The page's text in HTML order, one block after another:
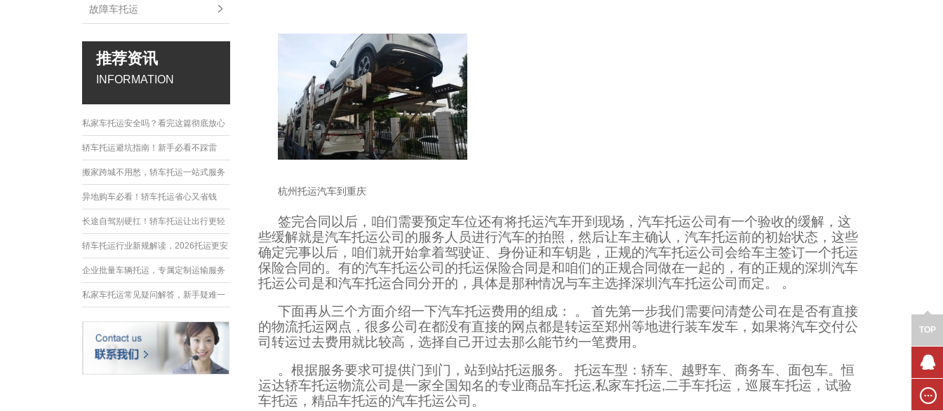
故障车托运
推荐资讯
INFORMATION
私家车托运安全吗？看完这篇彻底放心
轿车托运避坑指南！新手必看不踩雷
搬家跨城不用愁，轿车托运一站式服务
异地购车必看！轿车托运省心又省钱
长途自驾别硬扛！轿车托运让出行更轻
松
轿车托运行业新规解读，2026托运更安
全规范
企业批量车辆托运，专属定制运输服务
优势
私家车托运常见疑问解答，新手疑难一
杭州托运汽车到重庆
签完合同以后，咱们需要预定车位还有将托运汽车开到现场，汽车托运公司有一个验收的缓解，这
些缓解就是汽车托运公司的服务人员进行汽车的拍照，然后让车主确认，汽车托运前的初始状态，这些
确定完事以后，咱们就开始拿着驾驶证、身份证和车钥匙，正规的汽车托运公司会给车主签订一个托运
保险合同的。有的汽车托运公司的托运保险合同是和咱们的正规合同做在一起的，有的正规的深圳汽车
托运公司是和汽车托运合同分开的，具体是那种情况与车主选择深圳汽车托运公司而定。 。
下面再从三个方面介绍一下汽车托运费用的组成： 。 首先第一步我们需要问清楚公司在是否有直接
的物流托运网点，很多公司在都没有直接的网点都是转运至郑州等地进行装车发车，如果将汽车交付公
司转运过去费用就比较高，选择自己开过去那么能节约一笔费用。
。根据服务要求可提供门到门，站到站托运服务。 托运车型：轿车、越野车、商务车、面包车。恒
运达轿车托运物流公司是一家全国知名的专业商品车托运,私家车托运,二手车托运，巡展车托运，试验
车托运，精品车托运的汽车托运公司。
TOP